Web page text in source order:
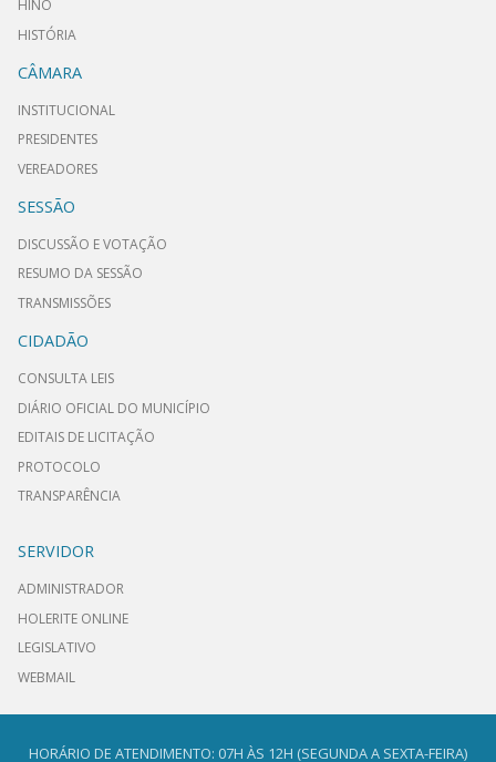
HINO
HISTÓRIA
CÂMARA
INSTITUCIONAL
PRESIDENTES
VEREADORES
SESSÃO
DISCUSSÃO E VOTAÇÃO
RESUMO DA SESSÃO
TRANSMISSÕES
CIDADÃO
CONSULTA LEIS
DIÁRIO OFICIAL DO MUNICÍPIO
EDITAIS DE LICITAÇÃO
PROTOCOLO
TRANSPARÊNCIA
SERVIDOR
ADMINISTRADOR
HOLERITE ONLINE
LEGISLATIVO
WEBMAIL
HORÁRIO DE ATENDIMENTO: 07H ÀS 12H (SEGUNDA A SEXTA-FEIRA)